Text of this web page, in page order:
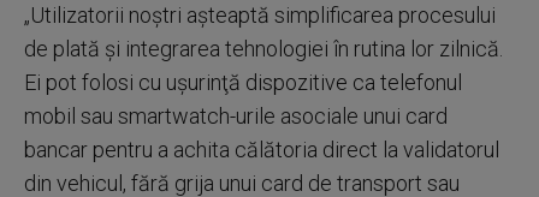
„Utilizatorii noştri aşteaptă simplificarea procesului
de plată şi integrarea tehnologiei în rutina lor zilnică.
Ei pot folosi cu uşurinţă dispozitive ca telefonul
mobil sau smartwatch-urile asociale unui card
bancar pentru a achita călătoria direct la validatorul
din vehicul, fără grija unui card de transport sau